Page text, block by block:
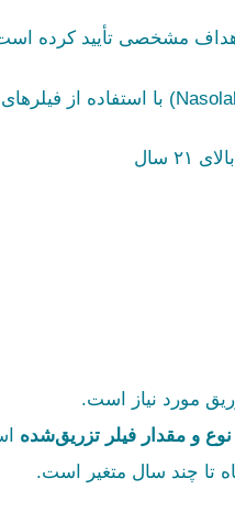
اهداف مشخصی تأیید کرده
سال
مورد نیاز است.
و مقدار فیلر تزریق‌شده
تا چند سال متغیر است.